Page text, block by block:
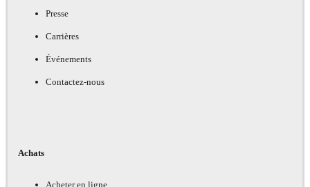
Presse
Carrières
Événements
Contactez-nous
Achats
Acheter en ligne